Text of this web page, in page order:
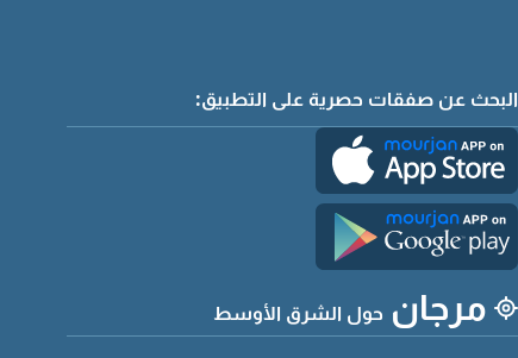
البحث عن صفقات حصرية على التطبيق:
مرجان حول الشرق الأوسط